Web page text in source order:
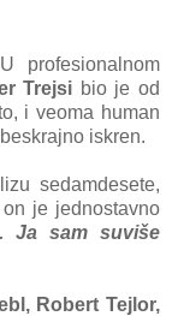
profesionаlnom
Trejsi bio je od
i veomа humаn
iskren.
sedаmdesete,
je jednostаvno
Jа sаm suviše
Robert Tejlor,